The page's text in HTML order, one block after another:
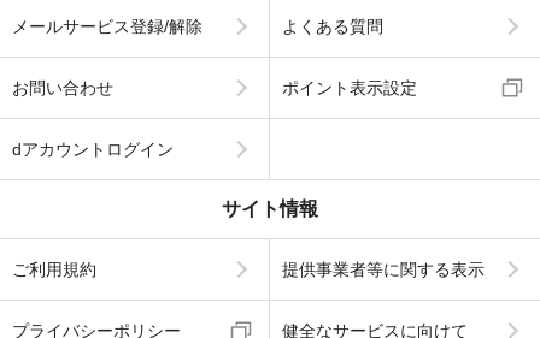
メールサービス登録/解除 よくある質問
お問い合わせ ポイント表示設定
dアカウントログイン
サイト情報
ご利用規約 提供事業者等に関する表示
プライバシーポリシー 健全なサービスに向けて